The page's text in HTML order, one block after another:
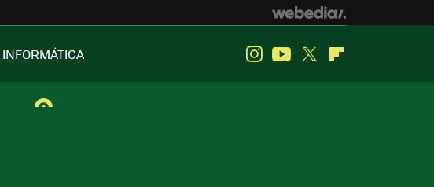
INFORMÁTICA InstagramYoutube
Twitter